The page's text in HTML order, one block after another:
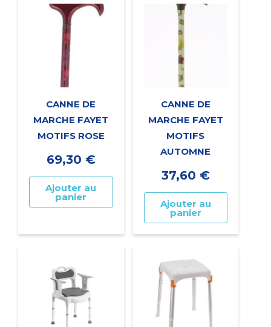
CANNE DE
MARCHE FAYET
MOTIFS ROSE
69,30 €
Ajouter au
panier
CANNE DE
MARCHE FAYET
MOTIFS
AUTOMNE
37,60 €
Ajouter au
panier